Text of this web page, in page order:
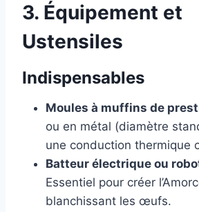
3. Équipement et
Ustensiles
Indispensables
Moules à muffins de
ou en métal (diamètre
une conduction thermique
Batteur électrique ou
Essentiel pour créer
blanchissant les œufs.